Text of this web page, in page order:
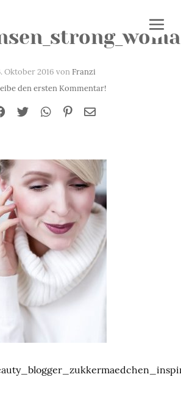
Oktober 2016 vonFranzi
den ersten Kommentar!